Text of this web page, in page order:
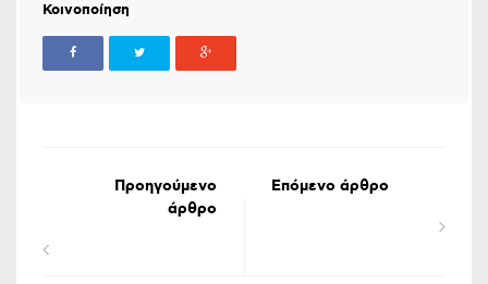
Κοινοποίηση
Προηγούμενο
άρθρο
Επόμενο άρθρο